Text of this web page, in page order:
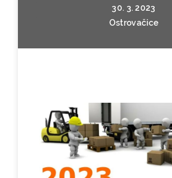
30. 3. 2023
Ostrovačice